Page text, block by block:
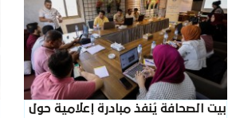
بيت الصحافة يُنفذ مبادرة إعلامية حول